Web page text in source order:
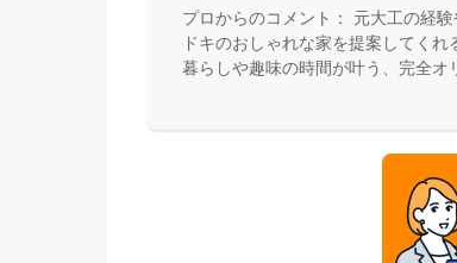
プロからのコメント： 元大工の経
ドキのおしゃれな家を提案してく
暮らしや趣味の時間が叶う、完全